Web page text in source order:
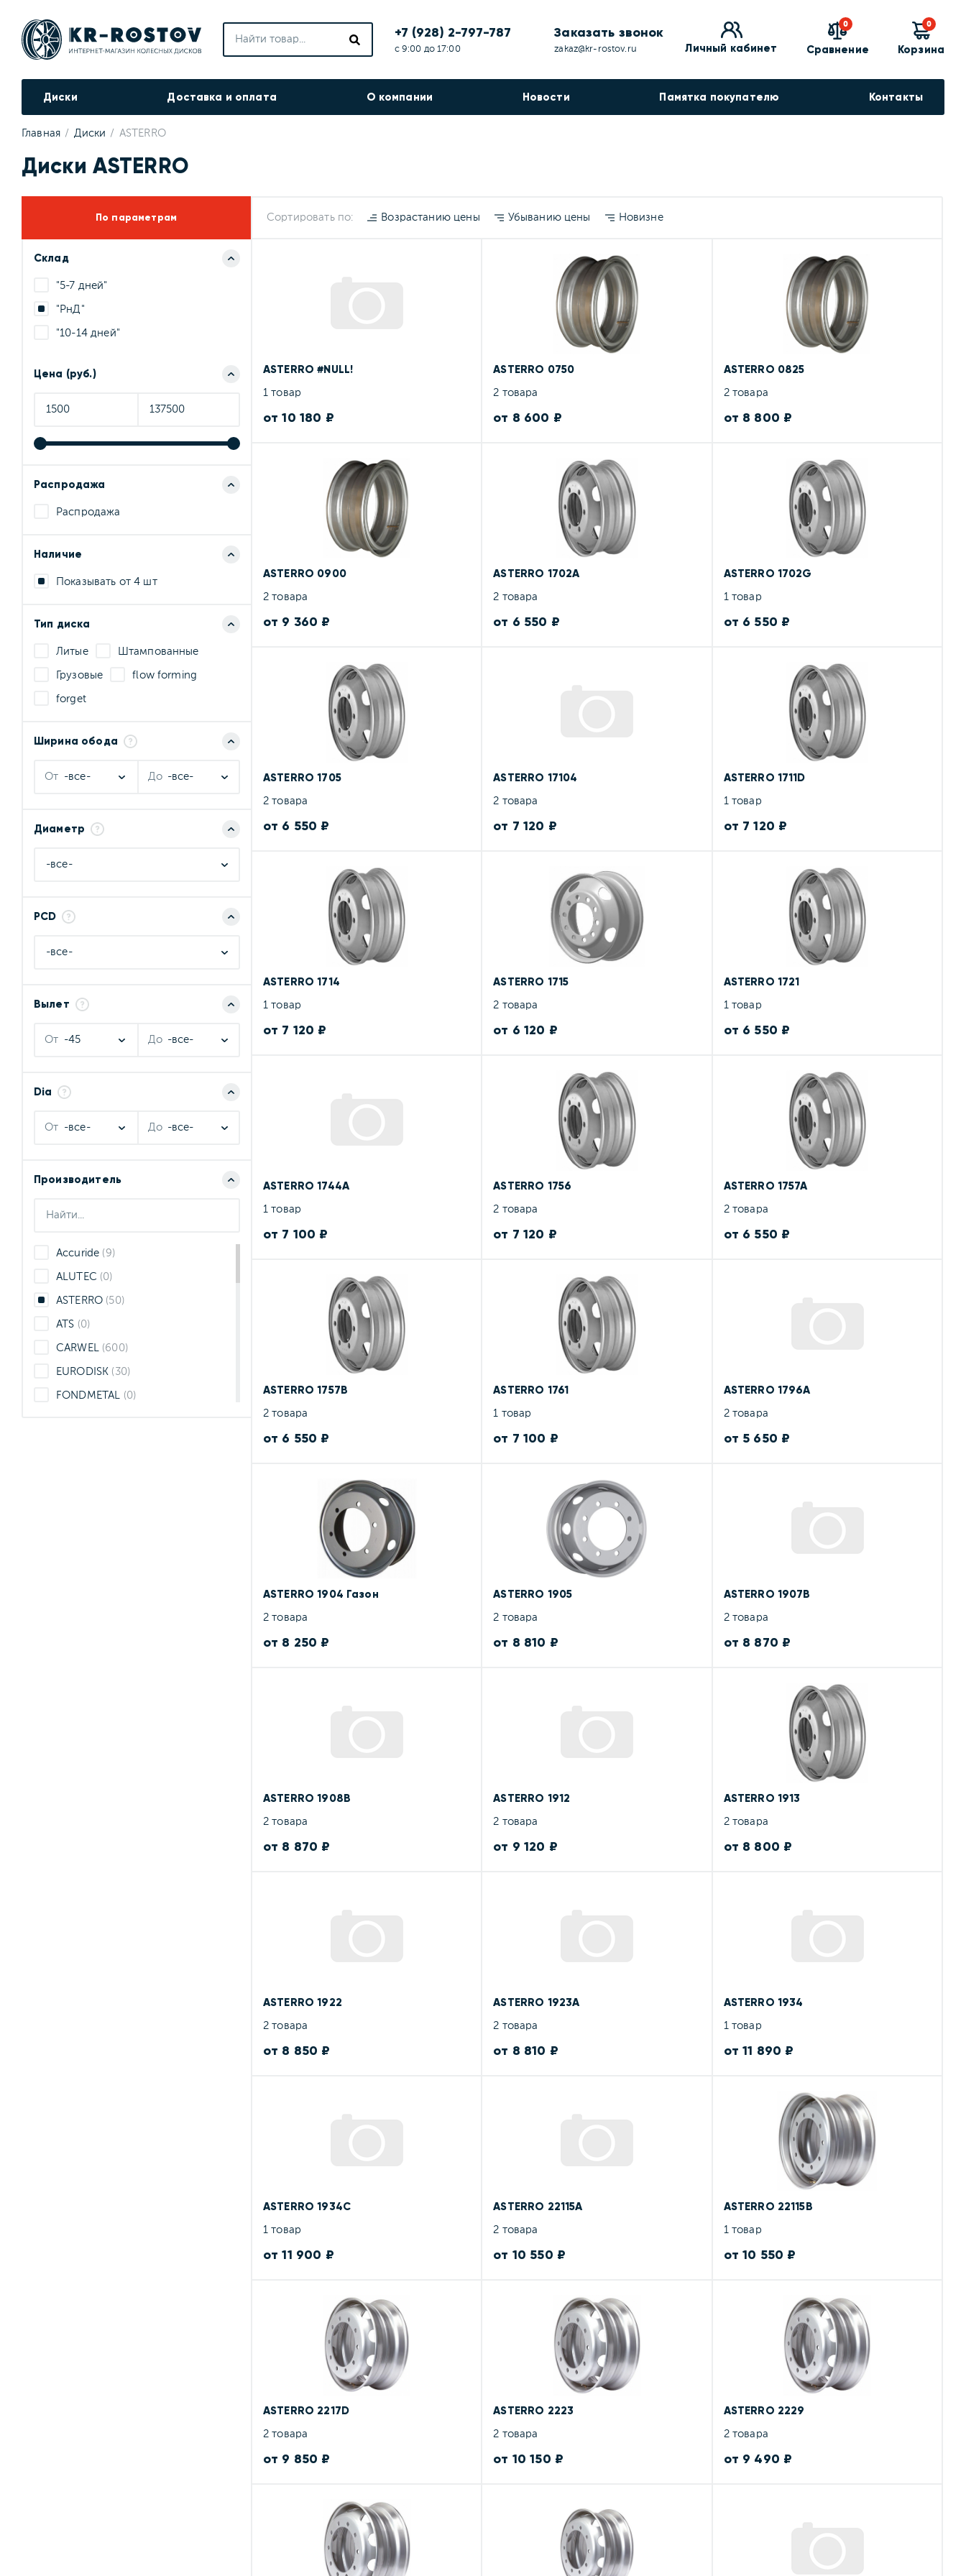
+7 (928) 2-797-787
с 9:00 до 17:00
Заказать звонок
zakaz@kr-rostov.ru Личный кабинет
0
Сравнение
0
Корзина
Диски Доставка и оплата О компании Новости Памятка покупателю Контакты
Главная Диски ASTERRO
Диски ASTERRO
По параметрам
Склад
"5-7 дней"
"РнД"
"10-14 дней"
Цена (руб.)
Распродажа
Распродажа
Наличие
Показывать от 4 шт
Тип диска
Литые Штампованные
Грузовые flow forming
forget
Ширина обода
-все-
От -все-
До
Диаметр
-все-
PCD
-все-
Вылет
-45
От -все-
До
Dia
-все-
От -все-
До
Производитель
Accuride (9)
ALUTEC (0)
ASTERRO (50)
ATS (0)
CARWEL (600)
EURODISK (30)
FONDMETAL (0)
Сортировать по: Возрастанию цены Убыванию цены Новизне
ASTERRO #NULL!
1 товар
от 10 180 ₽
ASTERRO 0750
2 товара
от 8 600 ₽
ASTERRO 0825
2 товара
от 8 800 ₽
ASTERRO 0900
2 товара
от 9 360 ₽
ASTERRO 1702A
2 товара
от 6 550 ₽
ASTERRO 1702G
1 товар
от 6 550 ₽
ASTERRO 1705
2 товара
от 6 550 ₽
ASTERRO 17104
2 товара
от 7 120 ₽
ASTERRO 1711D
1 товар
от 7 120 ₽
ASTERRO 1714
1 товар
от 7 120 ₽
ASTERRO 1715
2 товара
от 6 120 ₽
ASTERRO 1721
1 товар
от 6 550 ₽
ASTERRO 1744A
1 товар
от 7 100 ₽
ASTERRO 1756
2 товара
от 7 120 ₽
ASTERRO 1757A
2 товара
от 6 550 ₽
ASTERRO 1757B
2 товара
от 6 550 ₽
ASTERRO 1761
1 товар
от 7 100 ₽
ASTERRO 1796A
2 товара
от 5 650 ₽
ASTERRO 1904 Газон
2 товара
от 8 250 ₽
ASTERRO 1905
2 товара
от 8 810 ₽
ASTERRO 1907B
2 товара
от 8 870 ₽
ASTERRO 1908B
2 товара
от 8 870 ₽
ASTERRO 1912
2 товара
от 9 120 ₽
ASTERRO 1913
2 товара
от 8 800 ₽
ASTERRO 1922
2 товара
от 8 850 ₽
ASTERRO 1923A
2 товара
от 8 810 ₽
ASTERRO 1934
1 товар
от 11 890 ₽
ASTERRO 1934C
1 товар
от 11 900 ₽
ASTERRO 22115A
2 товара
от 10 550 ₽
ASTERRO 22115B
1 товар
от 10 550 ₽
ASTERRO 2217D
2 товара
от 9 850 ₽
ASTERRO 2223
2 товара
от 10 150 ₽
ASTERRO 2229
2 товара
от 9 490 ₽